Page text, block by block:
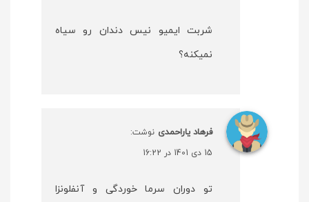
شربت ایمیو نیس دندان رو سیاه
نمیکنه؟
فرهاد یاراحمدی نوشت:
15 دی 1401 در 16:22
تو دوران سرما خوردگی و آنفلونزا